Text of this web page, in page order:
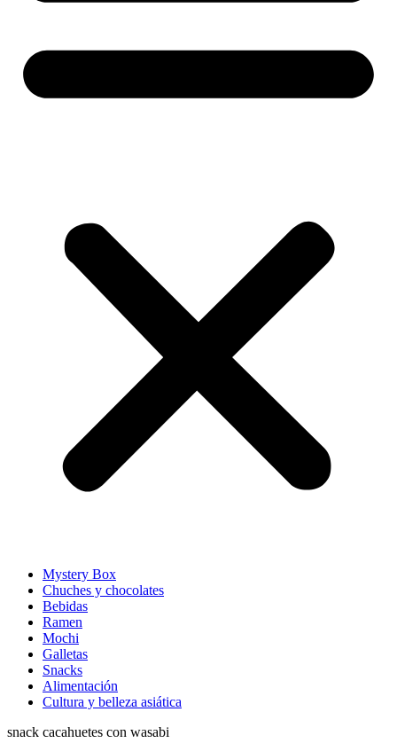
Mystery Box
Chuches y chocolates
Bebidas
Ramen
Mochi
Galletas
Snacks
Alimentación
Cultura y belleza asiática
snack cacahuetes con wasabi